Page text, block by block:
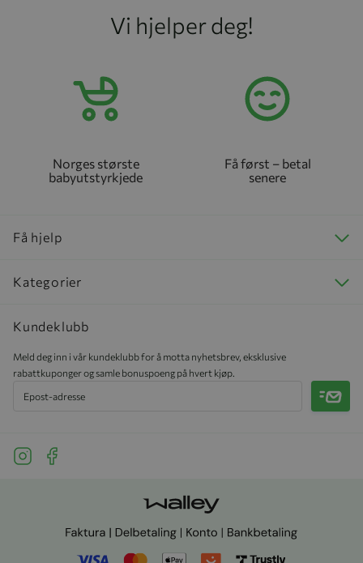
Vi hjelper deg!
Norges største
babyutstyrkjede
Få først – betal
senere
Få hjelp
Kategorier
Kundeklubb
Meld deg inn i vår kundeklubb for å motta nyhetsbrev, eksklusive
rabattkuponger og samle bonuspoeng på hvert kjøp.
Meld
See our Instagram
See our Facebook